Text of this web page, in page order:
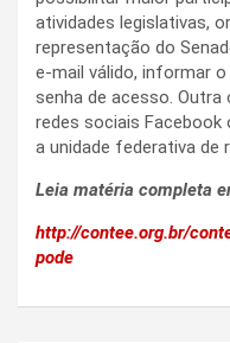
atividades legislativas,
representação do
e-mail válido, informar
senha de acesso.
redes sociais Facebook
a unidade federativa de
Leia matéria completa
http://contee.org.br/
pode